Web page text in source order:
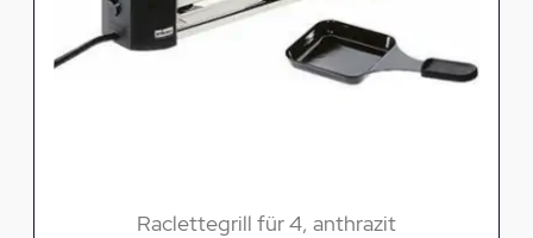
Raclettegrill für 4, anthrazit